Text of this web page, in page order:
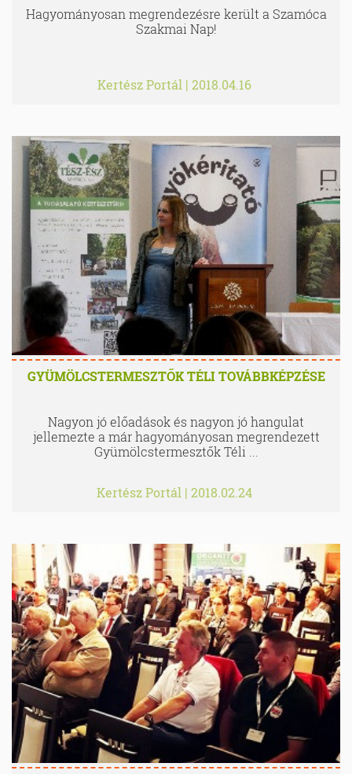
Hagyományosan megrendezésre került a Szamóca
Szakmai Nap!
Kertész Portál | 2018.04.16
GYÜMÖLCSTERMESZTŐK TÉLI TOVÁBBKÉPZÉSE
Nagyon jó előadások és nagyon jó hangulat
jellemezte a már hagyományosan megrendezett
Gyümölcstermesztők Téli ...
Kertész Portál | 2018.02.24